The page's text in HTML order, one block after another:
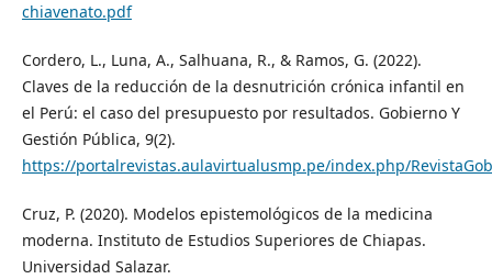
chiavenato.pdf
Cordero, L., Luna, A., Salhuana, R., & Ramos, G. (2022).
Claves de la reducción de la desnutrición crónica infantil en
el Perú: el caso del presupuesto por resultados. Gobierno Y
Gestión Pública, 9(2).
https://portalrevistas.aulavirtualusmp.pe/index.php/
Cruz, P. (2020). Modelos epistemológicos de la medicina
moderna. Instituto de Estudios Superiores de Chiapas.
Universidad Salazar.